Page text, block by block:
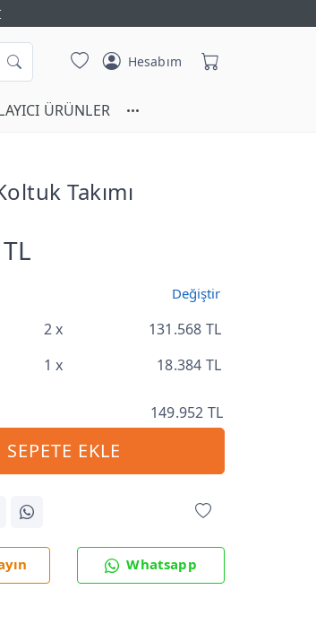
Hesabım
ÜRÜNLER
Takımı
Değiştir
2 x
131.568 TL
1 x 18.384 TL
149.952 TL
SEPETE EKLE
Whatsapp